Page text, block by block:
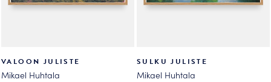
VALOON JULISTE
Mikael Huhtala
SULKU JULISTE
Mikael Huhtala